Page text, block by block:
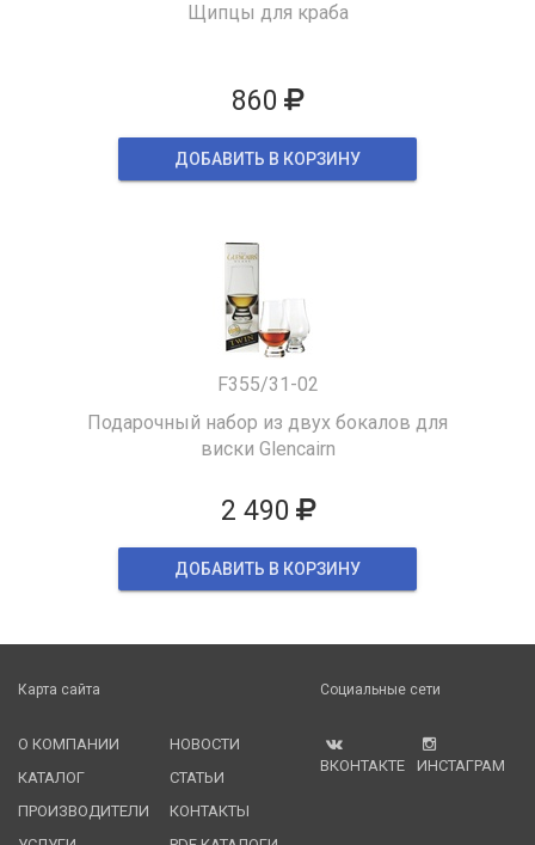
Щипцы для краба
860
ДОБАВИТЬ В КОРЗИНУ
F355/31-02
Подарочный набор из двух бокалов для
виски Glencairn
2 490
ДОБАВИТЬ В КОРЗИНУ
Карта сайта
О КОМПАНИИ
КАТАЛОГ
ПРОИЗВОДИТЕЛИ
НОВОСТИ
СТАТЬИ
КОНТАКТЫ
Социальные сети
ВКОНТАКТЕ ИНСТАГРАМ